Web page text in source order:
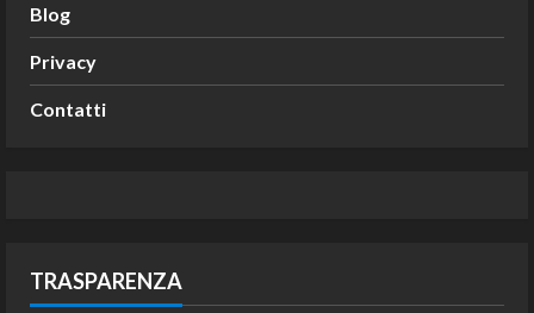
Blog
Privacy
Contatti
TRASPARENZA